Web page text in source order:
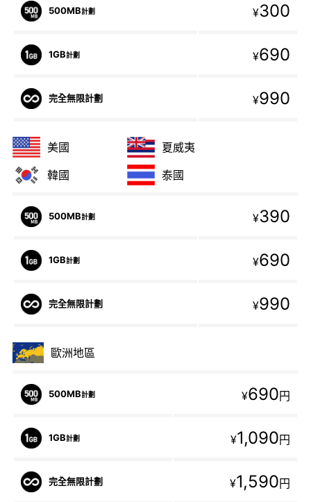
500MB計劃 ¥300
1GB計劃 ¥690
完全無限計劃 ¥990
美國
夏威夷
韓國
泰國
500MB計劃 ¥390
1GB計劃 ¥690
完全無限計劃 ¥990
歐洲地區
500MB計劃 ¥690円
1GB計劃 ¥1,090円
完全無限計劃 ¥1,590円